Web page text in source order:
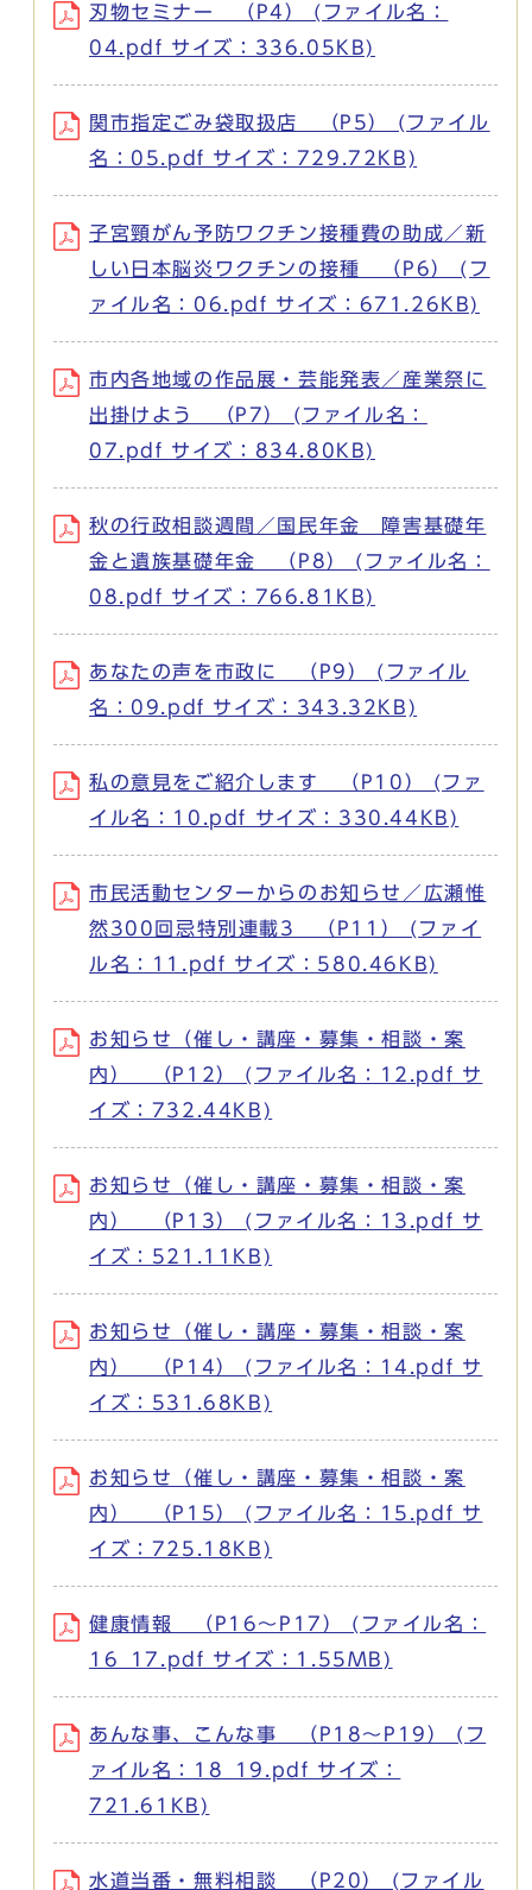
刃物セミナー （P4） (ファイル名：
04.pdf サイズ：336.05KB)
関市指定ごみ袋取扱店 （P5） (ファイル
名：05.pdf サイズ：729.72KB)
子宮頸がん予防ワクチン接種費の助成／新
しい日本脳炎ワクチンの接種 （P6） (フ
ァイル名：06.pdf サイズ：671.26KB)
市内各地域の作品展・芸能発表／産業祭に
出掛けよう （P7） (ファイル名：
07.pdf サイズ：834.80KB)
秋の行政相談週間／国民年金 障害基礎年
金と遺族基礎年金 （P8） (ファイル名：
08.pdf サイズ：766.81KB)
あなたの声を市政に （P9） (ファイル
名：09.pdf サイズ：343.32KB)
私の意見をご紹介します （P10） (ファ
イル名：10.pdf サイズ：330.44KB)
市民活動センターからのお知らせ／広瀬惟
然300回忌特別連載3 （P11） (ファイ
ル名：11.pdf サイズ：580.46KB)
お知らせ（催し・講座・募集・相談・案
内） （P12） (ファイル名：12.pdf サ
イズ：732.44KB)
お知らせ（催し・講座・募集・相談・案
内） （P13） (ファイル名：13.pdf サ
イズ：521.11KB)
お知らせ（催し・講座・募集・相談・案
内） （P14） (ファイル名：14.pdf サ
イズ：531.68KB)
お知らせ（催し・講座・募集・相談・案
内） （P15） (ファイル名：15.pdf サ
イズ：725.18KB)
健康情報 （P16～P17） (ファイル名：
16_17.pdf サイズ：1.55MB)
あんな事、こんな事 （P18～P19） (フ
ァイル名：18_19.pdf サイズ：
721.61KB)
水道当番・無料相談 （P20） (ファイル